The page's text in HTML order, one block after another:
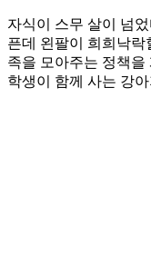
자식이 스무 살이 넘
픈데 왼팔이 희희낙
족을 모아주는 정책
학생이 함께 사는 강